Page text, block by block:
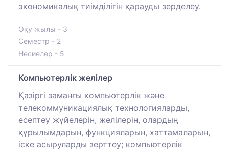
экономикалық тиімділігін қарауды зерделеу.
Оқу жылы - 3
Семестр - 2
Несиелер - 5
Компьютерлік желілер
Қазіргі заманғы компьютерлік және
телекоммуникациялық технологияларды,
есептеу жүйелерін, желілерін, олардың
құрылымдарын, функцияларын, хаттамаларын,
іске асыруларды зерттеу; компьютерлік